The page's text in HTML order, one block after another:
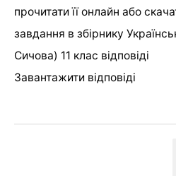
прочитати її онлайн або
завдання в збірнику
Сичова) 11 клас відповіді
Завантажити відповіді